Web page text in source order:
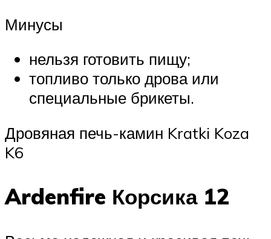
Минусы
нельзя готовить пищу;
топливо только дрова или
специальные брикеты.
Дровяная печь-камин Kratki Koza
K6
Ardenfire Корсика 12